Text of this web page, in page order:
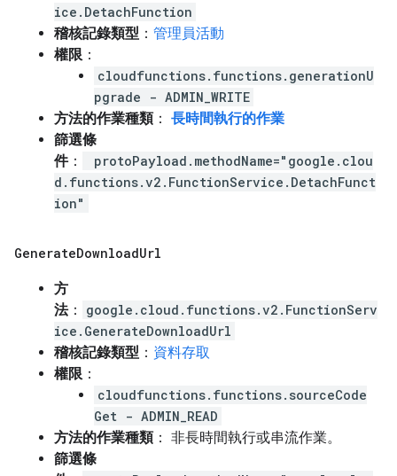
ice.DetachFunction
稽核記錄類型 ： 管理員活動
權限 ：
cloudfunctions.functions.generationU
pgrade - ADMIN_WRITE
方法的作業種類： 長時間執行的作業
篩選條
件：
protoPayload.methodName="google.clou
d.functions.v2.FunctionService.DetachFunct
ion"
GenerateDownloadUrl
方
法：
google.cloud.functions.v2.FunctionServ
ice.GenerateDownloadUrl
稽核記錄類型 ： 資料存取
權限 ：
cloudfunctions.functions.sourceCode
Get - ADMIN_READ
方法的作業種類： 非長時間執行或串流作業。
篩選條